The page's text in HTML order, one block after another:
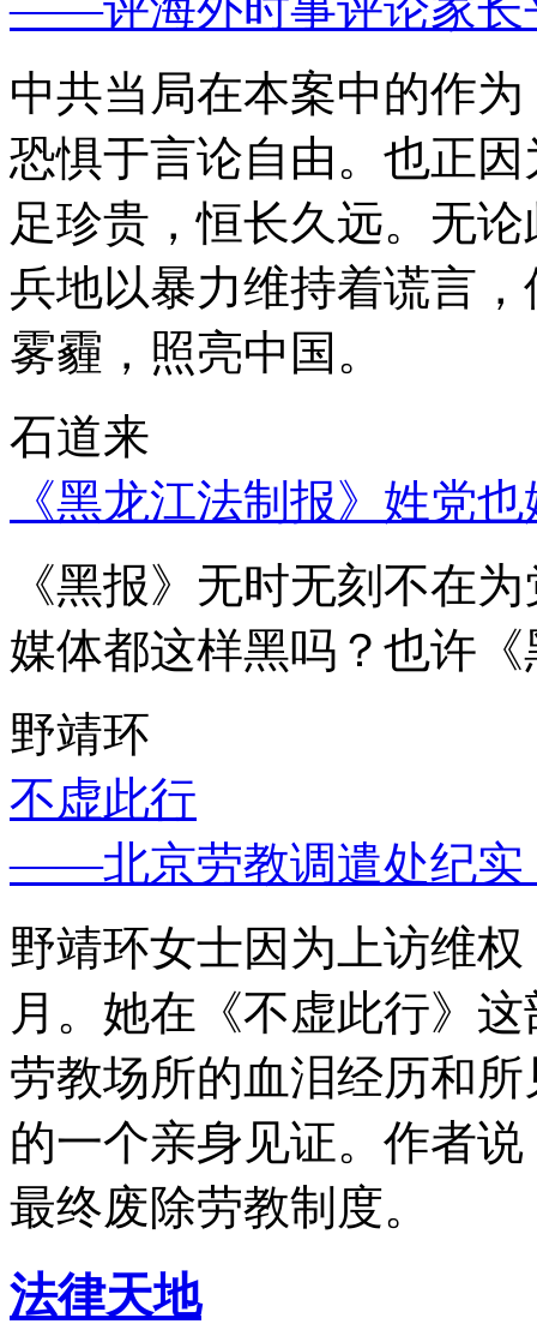
中共当局在本案中的作
恐惧于言论自由。也正
足珍贵，恒长久远。无
兵地以暴力维持着谎言
雾霾，照亮中国。
石道来
《黑龙江法制报》姓党
《黑报》无时无刻不在
媒体都这样黑吗？也许
野靖环
不虚此行
——北京劳教调遣处纪实
野靖环女士因为上访维
月。她在《不虚此行》
劳教场所的血泪经历和
的一个亲身见证。作者
最终废除劳教制度。
法律天地